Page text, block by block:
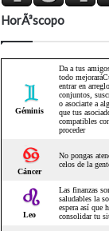
HorÃ³scopo